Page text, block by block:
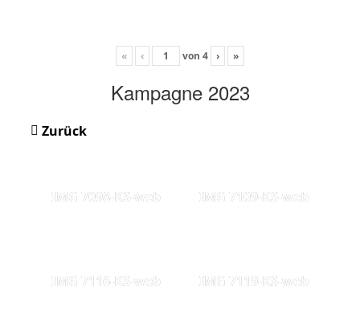
« ‹ von 4 › »
Kampagne 2023
Zurück
IMG 7098-KS-web IMG 7109-KS-web
IMG 7116-KS-web IMG 7119-KS-web